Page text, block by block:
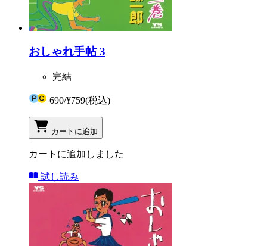
おしゃれ手帖 3
完結
690/¥759(税込)
カートに追加
カートに追加しました
試し読み